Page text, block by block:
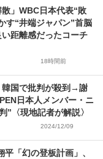
散」WBC日本代表“敗
“井端ジャパン”首脳
距離感だったコーチ
18時間前
韓国で批判が殺到→謝
日本人メンバー・ニ
”〈現地記者が解説〉
2024/12/09
平「幻の登板計画」、